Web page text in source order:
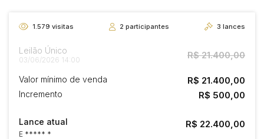
1.579 visitas 2 participantes 3 lances
Leilão Único
03/06/2026 14:00 R$ 21.400,00
Valor mínimo de venda R$ 21.400,00
Incremento R$ 500,00
Lance atual
E ***** *
R$ 22.400,00